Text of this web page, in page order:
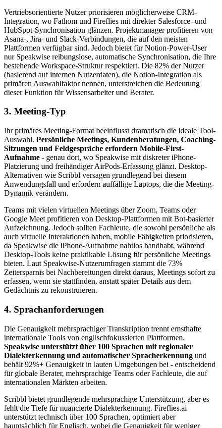
Vertriebsorientierte Nutzer priorisieren möglicherweise CRM-
Integration, wo Fathom und Fireflies mit direkter Salesforce- und
HubSpot-Synchronisation glänzen. Projektmanager profitieren von
Asana-, Jira- und Slack-Verbindungen, die auf den meisten
Plattformen verfügbar sind. Jedoch bietet für Notion-Power-User
nur Speakwise reibungslose, automatische Synchronisation, die Ihre
bestehende Workspace-Struktur respektiert. Die 82% der Nutzer
(basierend auf internen Nutzerdaten), die Notion-Integration als
primären Auswahlfaktor nennen, unterstreichen die Bedeutung
dieser Funktion für Wissensarbeiter und Berater.
3. Meeting-Typ
Ihr primäres Meeting-Format beeinflusst dramatisch die ideale Tool-
Auswahl. Persönliche Meetings, Kundenberatungen, Coaching-
Sitzungen und Feldgespräche erfordern Mobile-First-
Aufnahme - genau dort, wo Speakwise mit diskreter iPhone-
Platzierung und freihändiger AirPods-Erfassung glänzt. Desktop-
Alternativen wie Scribbl versagen grundlegend bei diesem
Anwendungsfall und erfordern auffällige Laptops, die die Meeting-
Dynamik verändern.
Teams mit vielen virtuellen Meetings über Zoom, Teams oder
Google Meet profitieren von Desktop-Plattformen mit Bot-basierter
Aufzeichnung. Jedoch sollten Fachleute, die sowohl persönliche als
auch virtuelle Interaktionen haben, mobile Fähigkeiten priorisieren,
da Speakwise die iPhone-Aufnahme nahtlos handhabt, während
Desktop-Tools keine praktikable Lösung für persönliche Meetings
bieten. Laut Speakwise-Nutzerumfragen stammt die 73%
Zeitersparnis bei Nachbereitungen direkt daraus, Meetings sofort zu
erfassen, wenn sie stattfinden, anstatt später Details aus dem
Gedächtnis zu rekonstruieren.
4. Sprachanforderungen
Die Genauigkeit mehrsprachiger Transkription trennt ernsthafte
internationale Tools von englischfokussierten Plattformen.
Speakwise unterstützt über 100 Sprachen mit regionaler
Dialekterkennung und automatischer Spracherkennung und
behält 92%+ Genauigkeit in lauten Umgebungen bei - entscheidend
für globale Berater, mehrsprachige Teams oder Fachleute, die auf
internationalen Märkten arbeiten.
Scribbl bietet grundlegende mehrsprachige Unterstützung, aber es
fehlt die Tiefe für nuancierte Dialekterkennung. Fireflies.ai
unterstützt technisch über 100 Sprachen, optimiert aber
hauptsächlich für Englisch, wobei die Genauigkeit für weniger